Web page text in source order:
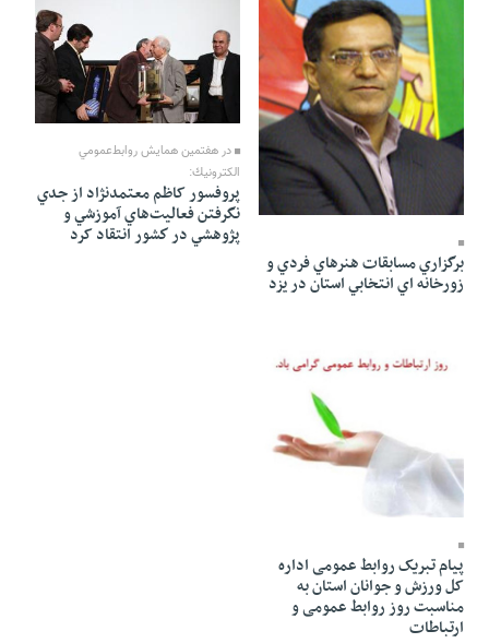
برگزاري مسابقات هنرهاي فردي و
زورخانه اي انتخابي استان در يزد
در هفتمین همايش روابط‌عمومي
الكترونيك:
پروفسور کاظم معتمدنژاد از جدي
نگرفتن فعاليت‌هاي آموزشي و
پ‍ژوهشي در كشور انتقاد کرد
پیام تبریک روابط عمومی اداره
کل ورزش و جوانان استان به
مناسبت روز روابط عمومی و
ارتباطات